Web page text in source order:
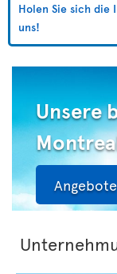
Holen Sie sich die
uns!
Unsere